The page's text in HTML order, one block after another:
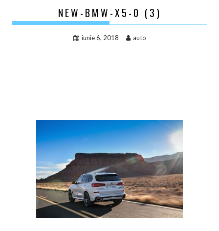
NEW-BMW-X5-0 (3)
iunie 6, 2018 auto